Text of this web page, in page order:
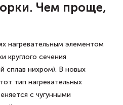
Чем проще,
нагревательным элементом
круглого сечения
сплав нихром). В новых
тип нагревательных
с чугунными